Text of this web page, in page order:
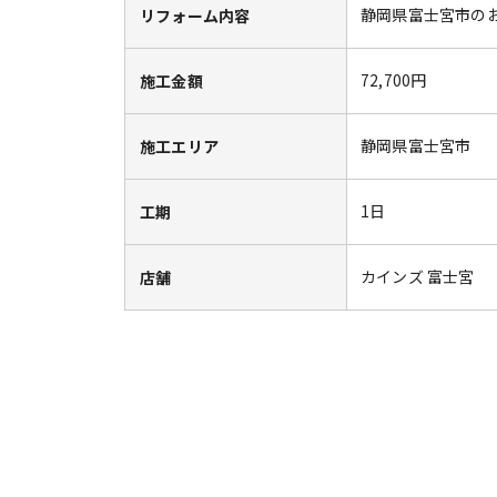
リフォーム内容 静岡県富士宮市の
施工金額 72,700円
施工エリア 静岡県富士宮市
工期 1日
店舗 カインズ 富士宮